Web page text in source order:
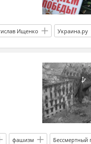
Ищенко Украина.ру
Украина
фашизм Бессмертный